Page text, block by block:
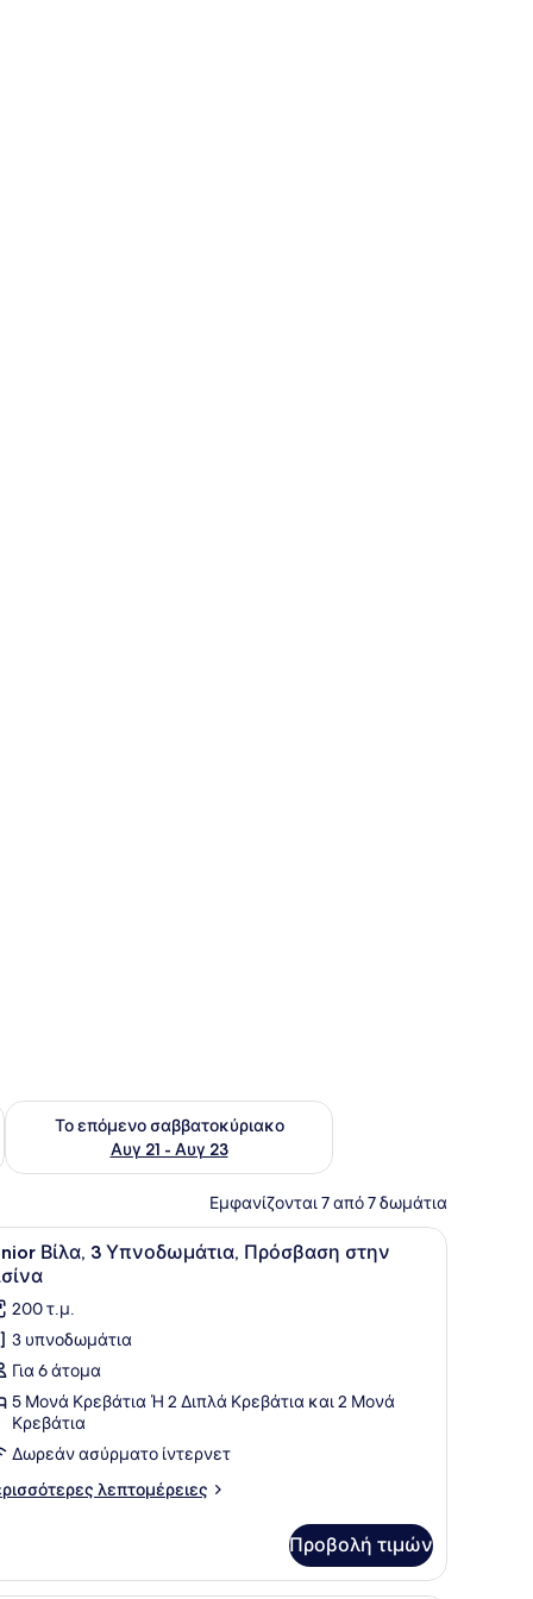
Αυγ 14 - Αυγ 16
Το επόμενο σαββατοκύριακο
Αυγ 21 - Αυγ 23
Έλεγχος διαθεσιμότητας για το επόμενο
Εμφανίζονται 7 από 7 δωμάτια
ένα μπαλκόνι με θέα.
κολόνες και ένα μπαλκόνι με έπιπλα εξωτερικού χώρου.
Ένα υπνοδωμάτιο με δύο κρεβάτια, ένα
14
Βίλα, 3 Υπνοδωμάτια, Πρόσβαση στην
200 τ.μ.
3 υπνοδωμάτια
Για 6 άτομα
5 Μονά Κρεβάτια Ή 2 Διπλά Κρεβάτια και 2 Μονά
Κρεβάτια
Δωρεάν ασύρματο ίντερνετ
λεπτομέρειες
Προβολή τιμών